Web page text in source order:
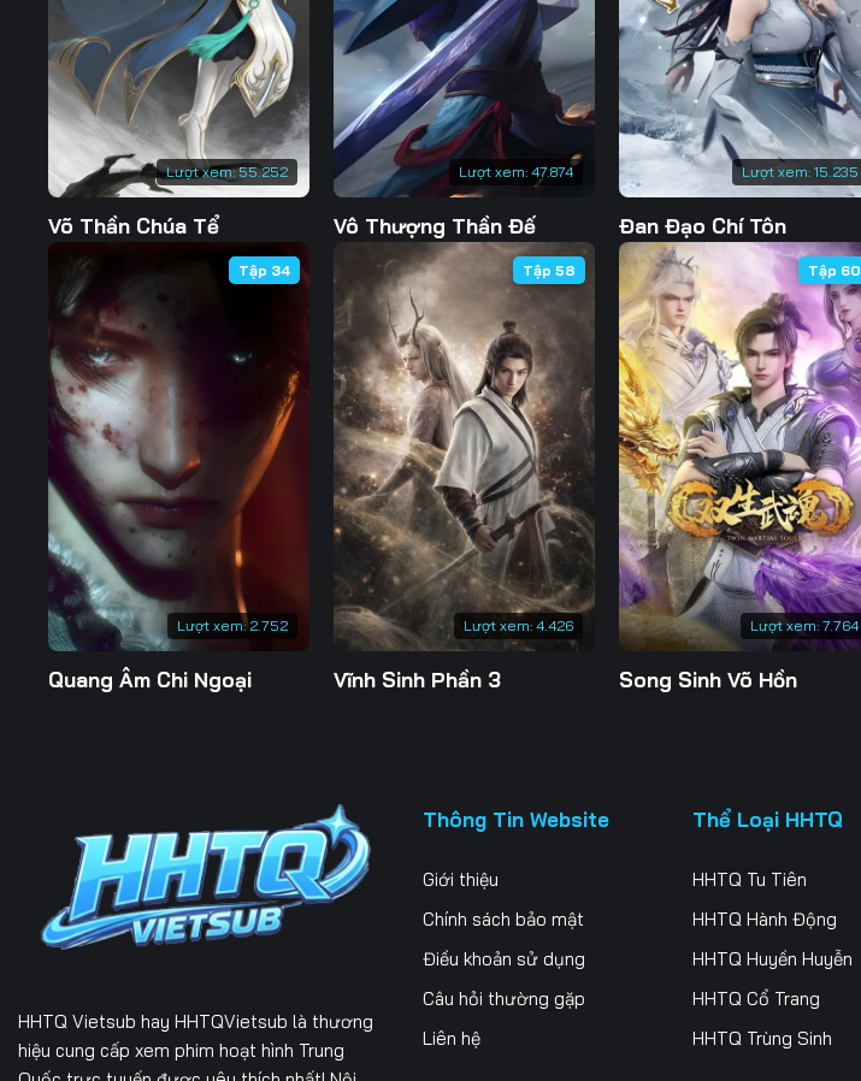
Lượt xem:55.252
Võ Thần Chúa Tể
Lượt xem: 47.874
Vô Thượng Thần Đế
Lượt xem: 15.235
Đan Đạo Chí Tôn
Lượt xem: 2.752
Tập 34
Quang Âm Chi Ngoại
Lượt xem: 4.426
Tập 58
Vĩnh Sinh Phần 3
Lượt xem: 7.764
Tập 60
Song Sinh Võ Hồn
HHTQ Vietsub hay HHTQVietsub là thương
hiệu cung cấp xem phim hoạt hình Trung
Thông Tin Website
Giới thiệu
Chính sách bảo mật
Điều khoản sử dụng
Câu hỏi thường gặp
Liên hệ
Thể Loại HHTQ
HHTQ Tu Tiên
HHTQ Hành Động
HHTQ Huyền Huyễn
HHTQ Cổ Trang
HHTQ Trùng Sinh